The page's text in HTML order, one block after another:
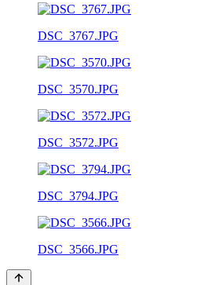
DSC_3767.JPG
DSC_3570.JPG
DSC_3572.JPG
DSC_3794.JPG
DSC_3566.JPG